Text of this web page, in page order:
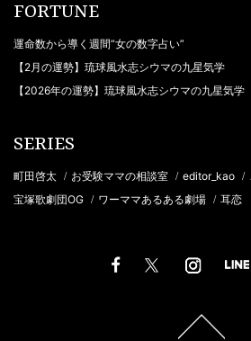
FORTUNE
運命数から導く週間“女の数字占い”
【2月の運勢】琉球風水志シウマの九星気学
【2026年の運勢】琉球風水志シウマの九星気学
SERIES
町田啓太 / お受験ママの相談室 / editor_kao /
宝塚歌劇団OG / ワーママあるある劇場 / 耳恋